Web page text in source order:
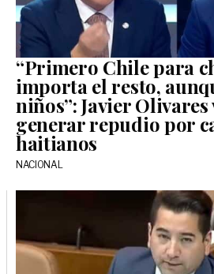
“Primero Chile para
importa el resto,
niños”: Javier Olivares
generar repudio por
haitianos
NACIONAL